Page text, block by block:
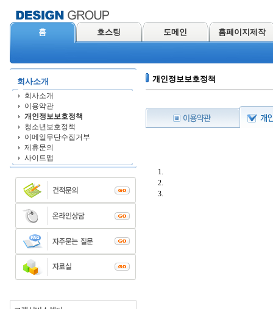
홈 호스팅 도메인 홈페이지제작
회사소개
회사소개
이용약관
개인정보보호정책
청소년보호정책
이메일무단수집거부
제휴문의
사이트맵
개인정보보호정책
1.
2.
3.